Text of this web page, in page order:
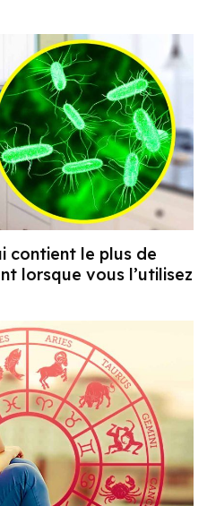
contient le plus de
lorsque vous l’utilisez